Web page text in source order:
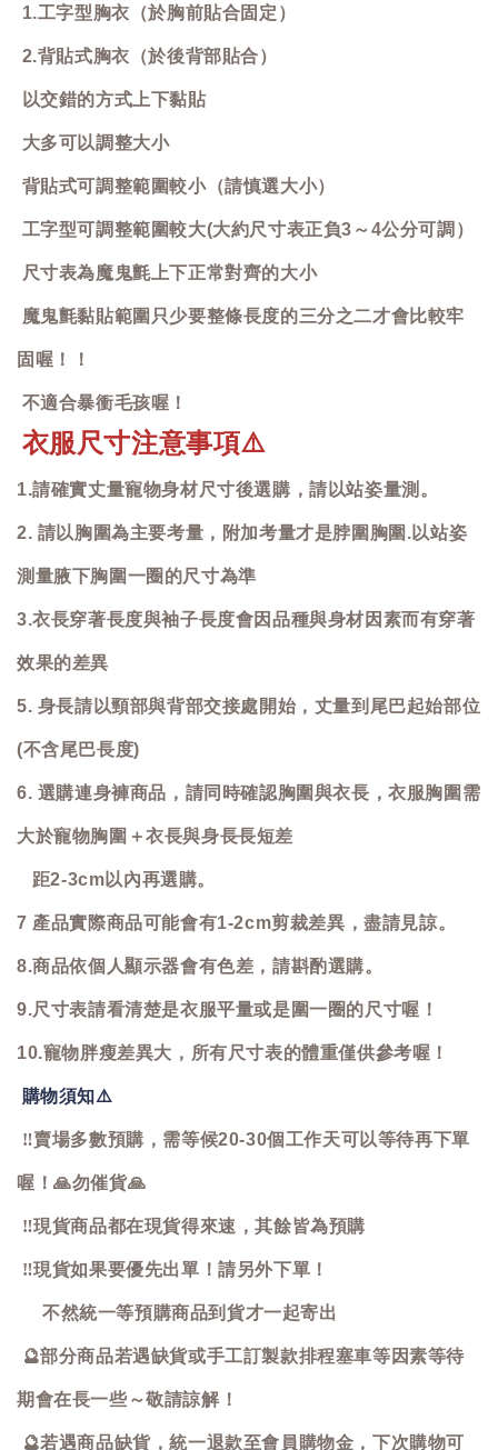
1.工字型胸衣（於胸前貼合固定）
2.背貼式胸衣（於後背部貼合）
以交錯的方式上下黏貼
大多可以調整大小
背貼式可調整範圍較小（請慎選大小）
工字型可調整範圍較大(大約尺寸表正負3～4公分可調）
尺寸表為魔鬼氈上下正常對齊的大小
魔鬼氈黏貼範圍只少要整條長度的三分之二才會比較牢
固喔！！
不適合暴衝毛孩喔！
衣服尺寸注意事項⚠️
1.請確實丈量寵物身材尺寸後選購，請以站姿量測。
2. 請以胸圍為主要考量，附加考量才是脖圍胸圍.以站姿
測量腋下胸圍一圈的尺寸為準
3.衣長穿著長度與袖子長度會因品種與身材因素而有穿著
效果的差異
5. 身長請以頸部與背部交接處開始，丈量到尾巴起始部位
(不含尾巴長度)
6. 選購連身褲商品，請同時確認胸圍與衣長，衣服胸圍需
大於寵物胸圍＋衣長與身長長短差
距2-3cm以內再選購。
7 產品實際商品可能會有1-2cm剪裁差異，盡請見諒。
8.商品依個人顯示器會有色差，請斟酌選購。
9.尺寸表請看清楚是衣服平量或是圍一圈的尺寸喔！
10.寵物胖瘦差異大，所有尺寸表的體重僅供參考喔！
購物須知⚠️
‼️賣場多數預購，需等候20-30個工作天可以等待再下單
喔！🙏勿催貨🙏
‼️現貨商品都在現貨得來速，其餘皆為預購
‼️現貨如果要優先出單！請另外下單！
不然統一等預購商品到貨才一起寄出
🔮部分商品若遇缺貨或手工訂製款排程塞車等因素等待
期會在長一些～敬請諒解！
🔮若遇商品缺貨，統一退款至會員購物金，下次購物可